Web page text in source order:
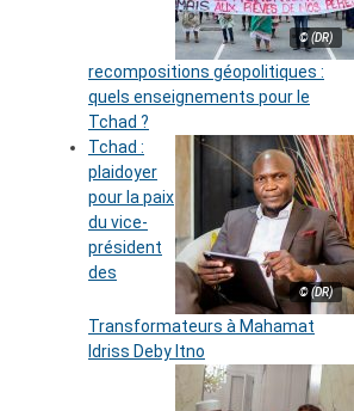
© (DR)
recompositions géopolitiques :
quels enseignements pour le
Tchad ?
© (DR)
Tchad :
plaidoyer
pour la paix
du vice-
président
des
Transformateurs à Mahamat
Idriss Deby Itno